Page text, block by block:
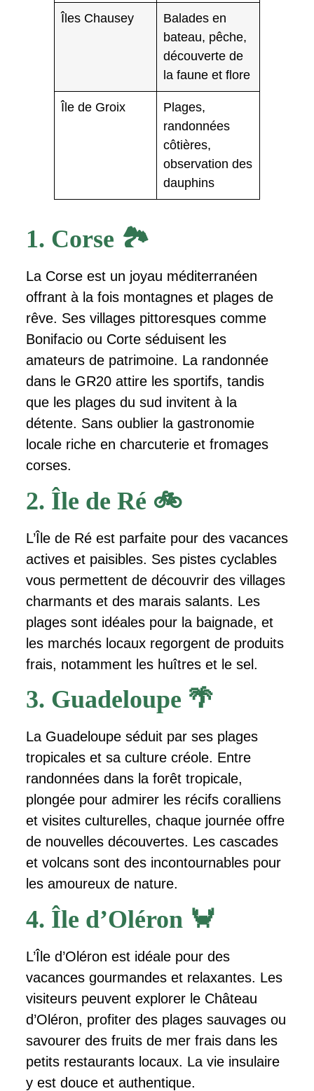
Îles Chausey
Balades en
bateau, pêche,
découverte de
la faune et flore
Île de Groix
Plages,
randonnées
côtières,
observation des
dauphins
1. Corse 🏞️
La Corse est un joyau méditerranéen
offrant à la fois montagnes et plages de
rêve. Ses villages pittoresques comme
Bonifacio ou Corte séduisent les
amateurs de patrimoine. La randonnée
dans le GR20 attire les sportifs, tandis
que les plages du sud invitent à la
détente. Sans oublier la gastronomie
locale riche en charcuterie et fromages
corses.
2. Île de Ré 🚲
L’Île de Ré est parfaite pour des vacances
actives et paisibles. Ses pistes cyclables
vous permettent de découvrir des villages
charmants et des marais salants. Les
plages sont idéales pour la baignade, et
les marchés locaux regorgent de produits
frais, notamment les huîtres et le sel.
3. Guadeloupe 🌴
La Guadeloupe séduit par ses plages
tropicales et sa culture créole. Entre
randonnées dans la forêt tropicale,
plongée pour admirer les récifs coralliens
et visites culturelles, chaque journée offre
de nouvelles découvertes. Les cascades
et volcans sont des incontournables pour
les amoureux de nature.
4. Île d’Oléron 🦀
L’Île d’Oléron est idéale pour des
vacances gourmandes et relaxantes. Les
visiteurs peuvent explorer le Château
d’Oléron, profiter des plages sauvages ou
savourer des fruits de mer frais dans les
petits restaurants locaux. La vie insulaire
y est douce et authentique.